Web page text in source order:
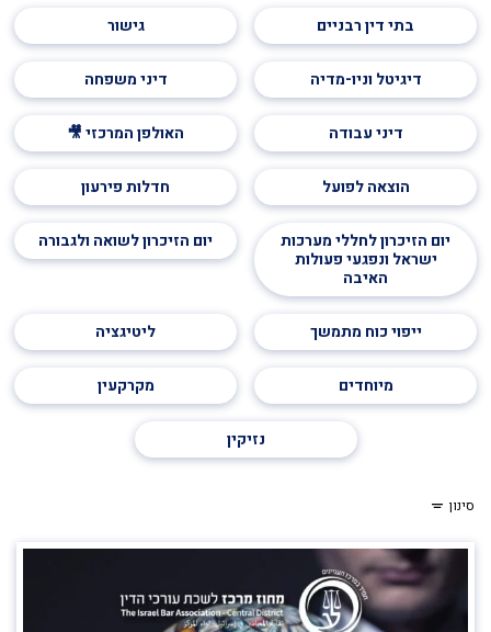
בתי דין רבניים גישור
דיגיטל וניו-מדיה דיני משפחה
דיני עבודה האולפן המרכזי 🎥
הוצאה לפועל חדלות פירעון
יום הזיכרון לחללי מערכות
ישראל ונפגעי פעולות
האיבה
יום הזיכרון לשואה ולגבורה
ייפוי כוח מתמשך ליטיגציה
מיוחדים מקרקעין
נזיקין
סינון